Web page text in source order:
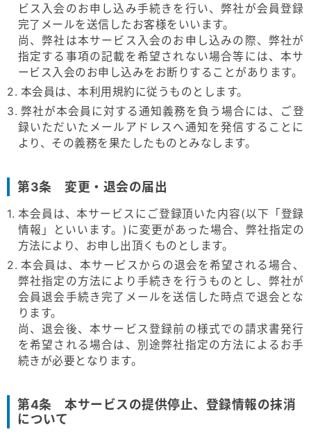
ビス入会のお申し込み手続きを行い、弊社が会員登録
完了メールを送信したお客様をいいます。
尚、弊社は本サービス入会のお申し込みの際、弊社が
指定する事項の記載を希望されない場合等には、本サ
ービス入会のお申し込みをお断りすることがあります。
2. 本会員は、本利用規約に従うものとします。
3. 弊社が本会員に対する通知義務を負う場合には、ご登
録いただいたメールアドレスへ通知を発信することに
より、その義務を果たしたものとみなします。
第3条 変更・退会の届出
1. 本会員は、本サービスにご登録頂いた内容(以下「登録
情報」といいます。)に変更があった場合、弊社指定の
方法により、お申し出頂くものとします。
2. 本会員は、本サービスからの退会を希望される場合、
弊社指定の方法により手続きを行うものとし、弊社が
会員退会手続き完了メールを送信した時点で退会とな
ります。
尚、退会後、本サービス登録前の様式での請求書発行
を希望される場合は、別途弊社指定の方法によるお手
続きが必要となります。
第4条 本サービスの提供停止、登録情報の抹消
について